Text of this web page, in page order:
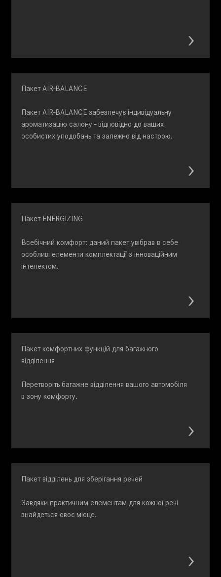
Пакет AIR-BALANCE
Пакет AIR-BALANCE забезпечує індивідуальну
ароматизацію салону - відповідно до ваших
особистих уподобань та залежно від настрою.
Пакет ENERGIZING
Всебічний комфорт: даний пакет увібрав в себе
особливі елементи комплектації з інноваційним
інтелектом.
Пакет комфортних функцій для багажного
відділення
Перетворіть багажне відділення вашого автомобіля
в зону комфорту.
Пакет відділень для зберігання речей
Завдяки практичним елементам для кожної речі
знайдеться своє місце.